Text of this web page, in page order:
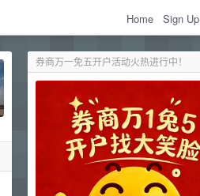
Home Sign Up
券商万一免五开户活动火热进行中！